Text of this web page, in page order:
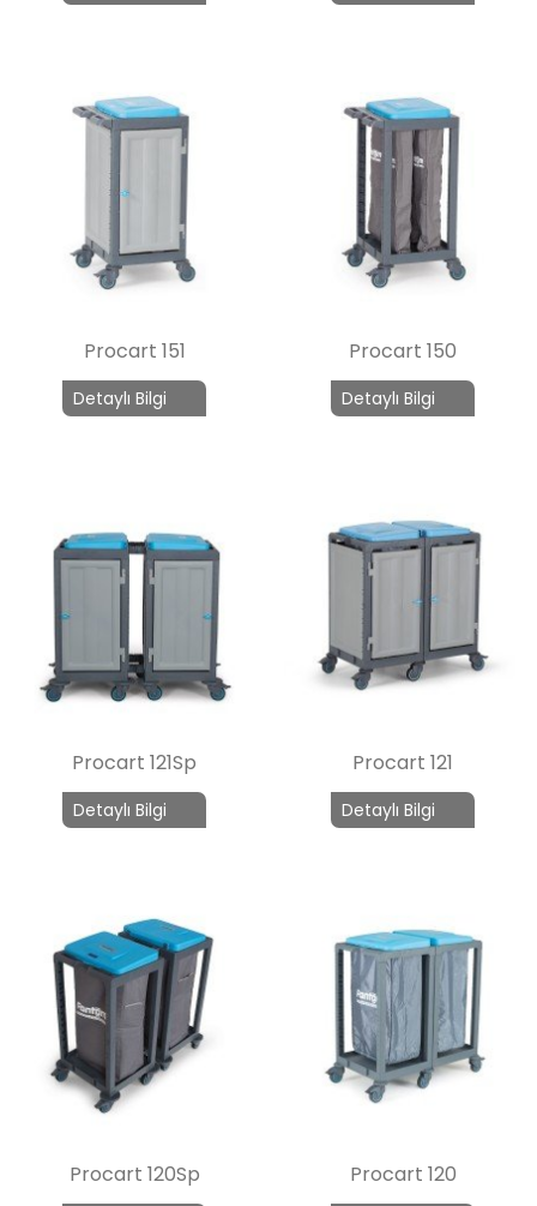
Procart 151
Detaylı Bilgi
Procart 150
Detaylı Bilgi
Procart 121Sp
Detaylı Bilgi
Procart 121
Detaylı Bilgi
Procart 120Sp Procart 120